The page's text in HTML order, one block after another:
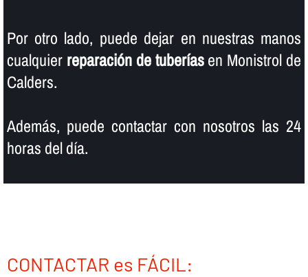
Por otro lado, puede dejar en nuestras manos
cualquier reparación de tuberí­asen Monistrol de
Calders.
Además, puede contactar con nosotros las 24
horas del dí­a.
CONTACTAR es FÁCIL: